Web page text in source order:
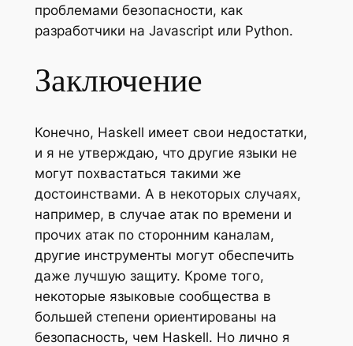
проблемами безопасности, как
разработчики на Javascript или Python.
Заключение
Конечно, Haskell имеет свои недостатки,
и я не утверждаю, что другие языки не
могут похвастаться такими же
достоинствами. А в некоторых случаях,
например, в случае атак по времени и
прочих атак по сторонним каналам,
другие инструменты могут обеспечить
даже лучшую защиту. Кроме того,
некоторые языковые сообщества в
большей степени ориентированы на
безопасность, чем Haskell. Но лично я